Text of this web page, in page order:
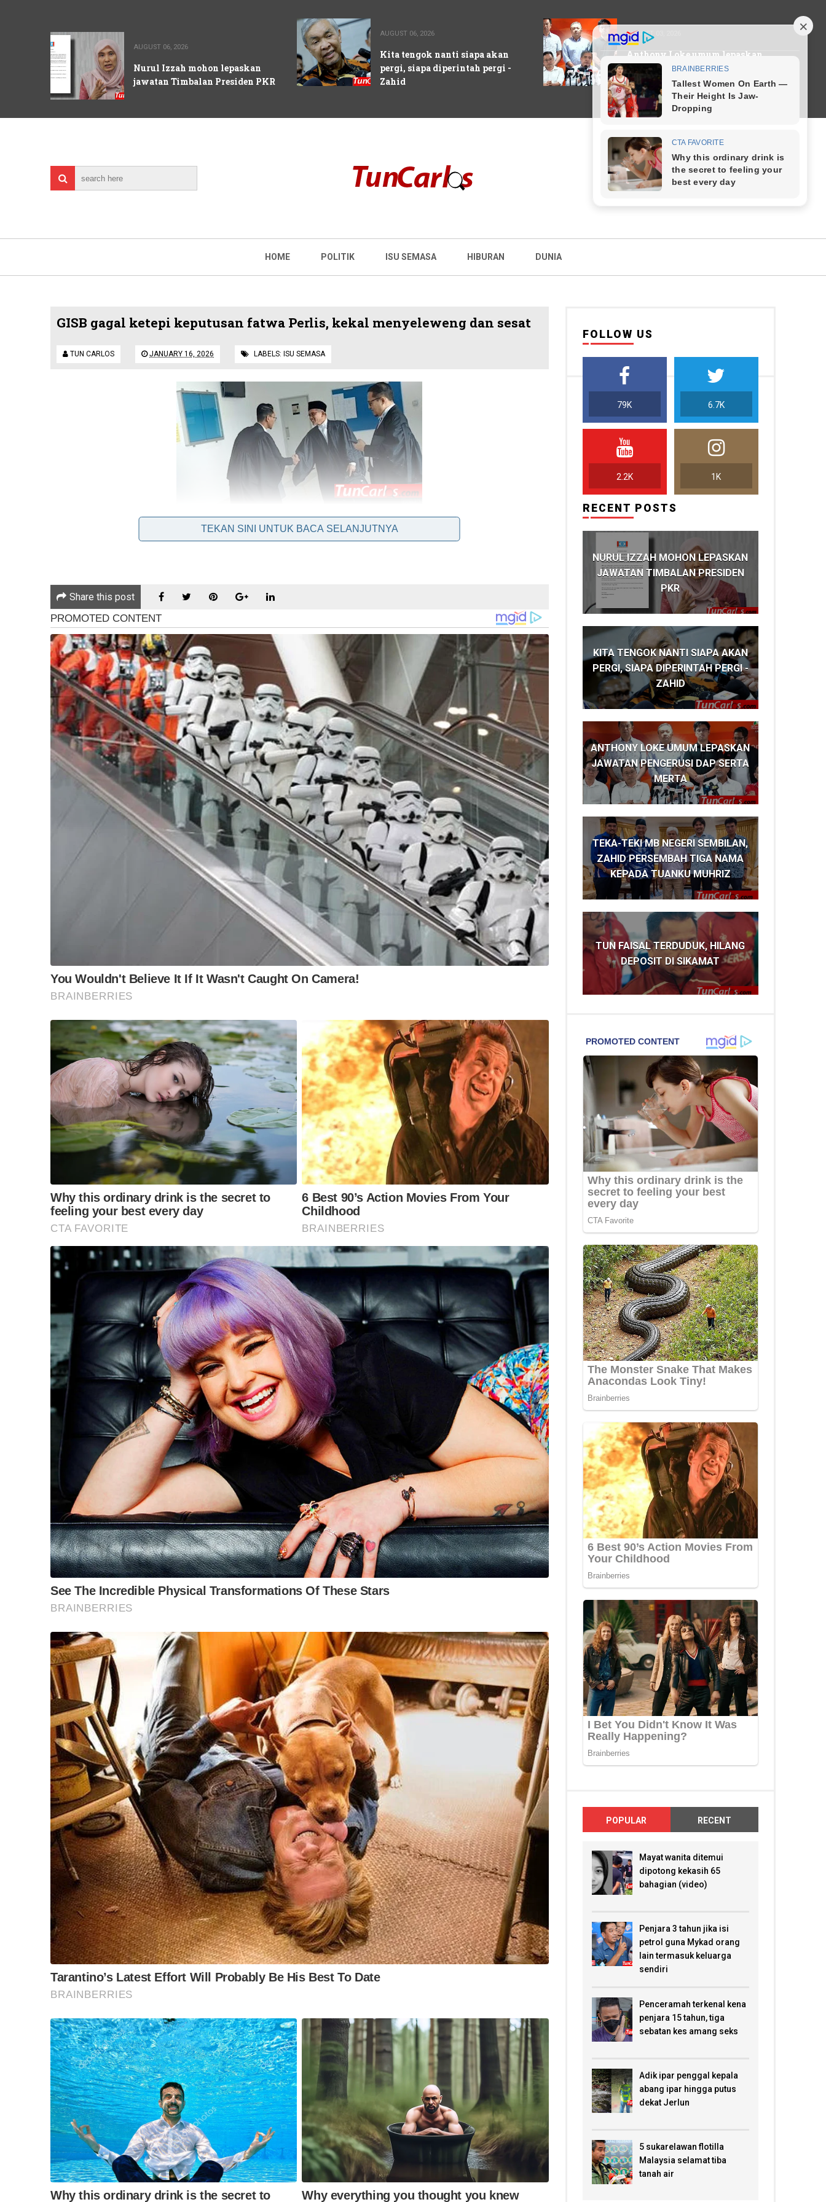
AUGUST 06, 2026
Nurul Izzah mohon lepaskan
jawatan Timbalan Presiden PKR
AUGUST 06, 2026
Kita tengok nanti siapa akan
pergi, siapa diperintah pergi -
Zahid
AUGUST 03, 2026
Anthony Loke umum lepaskan
jawatan Pengerusi DAP serta
merta
HOME POLITIK ISU SEMASA HIBURAN DUNIA
GISB gagal ketepi keputusan fatwa Perlis, kekal menyeleweng dan sesat
TUN CARLOS JANUARY 16, 2026 LABELS: ISU SEMASA
Nasiruddin Mohd Ali, yang dikeluarkan pada Oktober 2024.
Hakim Datuk Mohamad Abazafree Mohd Abbas memutuskan permohonan semakan kehakiman itu tidak berasas dari
segi undang-undang.
Ia susulan fatwa dikeluarkan JFP pada 14 Oktober 2024 yang menjelaskan pegangan kumpulan GISBH Sdn Bhd
Fatwa berkenaan turut menyimpulkan model ekonomi yang diamalkan oleh GISBH Sdn Bhd bercanggah dengan
prinsip ekonomi Islam kerana dikatakan mempunyai unsur penindasan dan perhambaan serta eksploitasi ke atas
ahli, kanak-kanak, wanita dan keluarga.
Mohamad Abazafree ketika membaca keputusannya merumuskan Mahkamah Tinggi tidak mempunyai bidang kuasa
untuk mengkaji semula fatwa yang dibuat atas kuasa prerogatif Raja Perlis, Tuanku Syed Sirajuddin Putra Jamalullail.
"Malah, adalah berada dalam bidang kuasa Mahkamah Syariah dan tidak boleh dicabar di mahkamah sivil.
"Perkara 121(1A) Perlembagaan Persekutuan secara jelas menyatakan mahkamah sivil tidak mempunyai bidang
kuasa berhubung perkara yang terletak dalam bidang kuasa Mahkamah Syariah.
amalan pemimpin, pengikut, pekerja atau ahli GISBH dan rangkaiannya yang didapati mengandungi unsur
penyelewengan serta bercanggah dengan ajaran Islam yang sah.
"Fatwa itu bertujuan menyekat umat Islam daripada mengamalkan fahaman, ajaran dan kepercayaan berkenaan atau
mana-mana amalan yang mempunyai persamaan dengannya," katanya.
Prosiding turut dihadiri Peguam Kanan Persekutuan, Ahmad Hanir Hambali dan Mohammad Solehheen Mohammad
Zaki yang mewakili JFP serta Majlis Agama Islam dan Adat Istiadat Melayu Perlis (MAIPs).
Plaintif yang tidak hadir diwakili peguam, Zulfikri Ulul Azmi.
Mengenai permohonan dua pemohon membatalkan fatwa itu, mahkamah berpandangan tuntutan itu pada asasnya
mencabar intipati fatwa, sekali gus berada di luar bidang kuasa mahkamah sivil.
"Mahkamah juga mengambil kira hujahan fatwa berkenaan tertakluk kepada kuasa prerogatif Duli Yang Maha Mulia
Tuanku Raja Perlis selaku Ketua Agama Islam negeri itu, sebagaimana diperuntukkan di bawah Perlembagaan Negeri
Perlis dan Enakmen Pentadbiran Hal Ehwal Agama Islam.
"Berpandukan Seksyen 48 Enakmen 4/2006, mahkamah menegaskan sesuatu fatwa hanya boleh diwartakan selepas
mendapat perkenan Tuanku Raja Perlis, dan perkara itu adalah prasyarat wajib sebelum ia berkuat kuasa secara sah,"
katanya.
Kerajaan Negeri Terengganu yang mengiktiraf hal ehwal pewartaan fatwa adalah tertakluk kepada kuasa prerogatif
Raja atau Sultan negeri.
Sehubungan itu, Mohamad Abazafree memutuskan permohonan semakan kehakiman berkenaan tidak berasas dari
segi undang-undang dan menolak cabaran terhadap fatwa itu.
TEKAN SINI UNTUK BACA SELANJUTNYA
Share this post
FOLLOW US
79K 6.7K
2.2K 1K
RECENT POSTS
NURUL IZZAH MOHON LEPASKAN
JAWATAN TIMBALAN PRESIDEN
PKR
KITA TENGOK NANTI SIAPA AKAN
PERGI, SIAPA DIPERINTAH PERGI -
ZAHID
ANTHONY LOKE UMUM LEPASKAN
JAWATAN PENGERUSI DAP SERTA
MERTA
TEKA-TEKI MB NEGERI SEMBILAN,
ZAHID PERSEMBAH TIGA NAMA
KEPADA TUANKU MUHRIZ
TUN FAISAL TERDUDUK, HILANG
DEPOSIT DI SIKAMAT
POPULAR RECENT
Mayat wanita ditemui
dipotong kekasih 65
bahagian (video)
Penjara 3 tahun jika isi
petrol guna Mykad orang
lain termasuk keluarga
sendiri
Penceramah terkenal kena
penjara 15 tahun, tiga
sebatan kes amang seks
Adik ipar penggal kepala
abang ipar hingga putus
dekat Jerlun
5 sukarelawan flotilla
Malaysia selamat tiba
tanah air